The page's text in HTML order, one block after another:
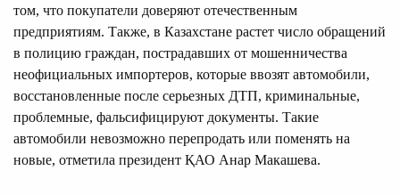
том, что покупатели доверяют отечественным
предприятиям. Также, в Казахстане растет число обращений
в полицию граждан, пострадавших от мошенничества
неофициальных импортеров, которые ввозят автомобили,
восстановленные после серьезных ДТП, криминальные,
проблемные, фальсифицируют документы. Такие
автомобили невозможно перепродать или поменять на
новые, отметила президент ҚАО Анар Макашева.